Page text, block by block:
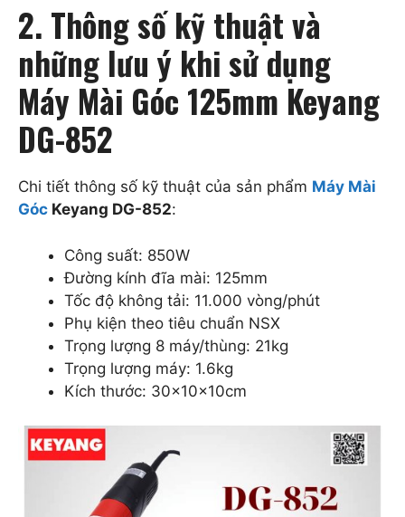
2. Thông số kỹ thuật và
những lưu ý khi sử dụng
Máy Mài Góc 125mm Keyang
DG-852
Chi tiết thông số kỹ thuật của sản phẩm Máy Mài
Góc Keyang DG-852:
Công suất: 850W
Đường kính đĩa mài: 125mm
Tốc độ không tải: 11.000 vòng/phút
Phụ kiện theo tiêu chuẩn NSX
Trọng lượng 8 máy/thùng: 21kg
Trọng lượng máy: 1.6kg
Kích thước: 30x10x10cm